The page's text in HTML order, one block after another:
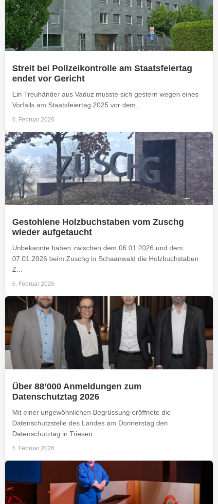
Streit bei Polizeikontrolle am Staatsfeiertag
endet vor Gericht
Ein Treuhänder aus Vaduz musste sich gestern wegen eines
Vorfalls am Staatsfeiertag 2025 vor dem...
6. Februar 2026
Gestohlene Holzbuchstaben vom Zuschg
wieder aufgetaucht
Unbekannte haben zwischen dem 06.01.2026 und dem
07.01.2026 beim Zuschg in Schaanwald die Holzbuchstaben
Z...
6. Februar 2026
Über 88’000 Anmeldungen zum
Datenschutztag 2026
Mit einer ungewöhnlichen Begrüssung eröffnete die
Datenschutzstelle des Landes am Donnerstag den
Datenschutztag in Triesen:...
5. Februar 2026